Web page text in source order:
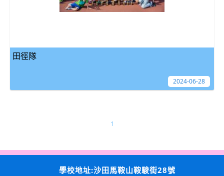
田徑隊
2024-06-28
1
學校地址:沙田馬鞍山鞍駿街28號